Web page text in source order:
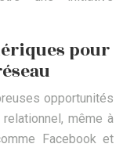
pour
opportunités
même à
Facebook et